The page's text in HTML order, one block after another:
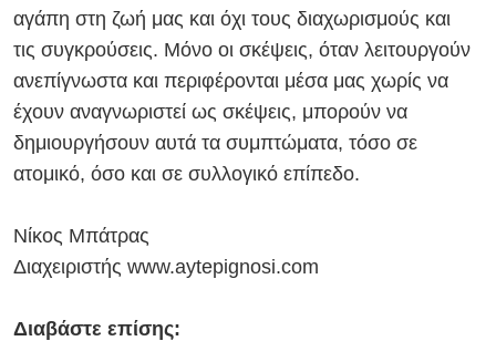
αγάπη στη ζωή μας και όχι τους διαχωρισμούς και
τις συγκρούσεις. Μόνο οι σκέψεις, όταν λειτουργούν
ανεπίγνωστα και περιφέρονται μέσα μας χωρίς να
έχουν αναγνωριστεί ως σκέψεις, μπορούν να
δημιουργήσουν αυτά τα συμπτώματα, τόσο σε
ατομικό, όσο και σε συλλογικό επίπεδο.
Νίκος Μπάτρας
Διαχειριστής www.aytepignosi.com
Διαβάστε επίσης: